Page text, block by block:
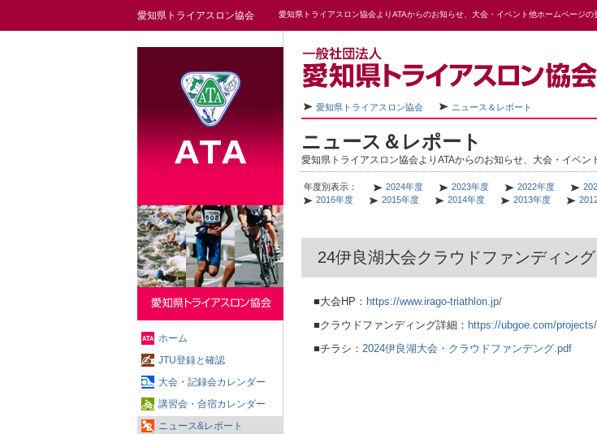
愛知県トライアスロン協会 愛知県トライアスロン協会よりATAからのお知らせ、大会・イベント他ホームページの
愛知県トライアスロン協会 ニュース＆レポート
ニュース＆レポート
愛知県トライアスロン協会よりATAからのお知らせ、大会・イベン
年度別表示： 2024年度 2023年度 2022年度
2016年度
2015年度 2014年度 2013年度
24伊良湖大会クラウドファンディン
■大会HP： https://www.irago-triathlon.jp/
■クラウドファンディング詳細： https://ubgoe.com/
■チラシ： 2024伊良湖大会・クラウドファンデング.pdf
ホーム
JTU登録と確認
大会・記録会カレンダー
講習会・合宿カレンダー
ニュース&レポート